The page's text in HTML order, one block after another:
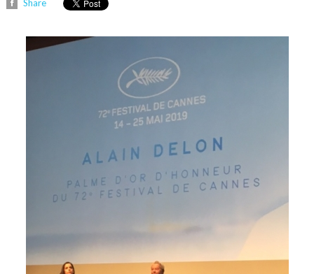
Share